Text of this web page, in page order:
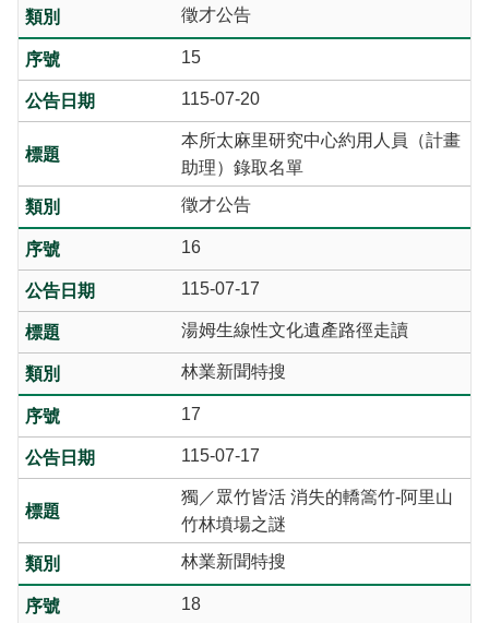
徵才公告
15
115-07-20
本所太麻里研究中心約用人員（計畫
助理）錄取名單
徵才公告
16
115-07-17
湯姆生線性文化遺產路徑走讀
林業新聞特搜
17
115-07-17
獨／眾竹皆活 消失的轎篙竹-阿里山
竹林墳場之謎
林業新聞特搜
18